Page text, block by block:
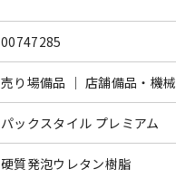
00747285
売り場備品 ｜ 店舗備品・機械
パックスタイル プレミアム
硬質発泡ウレタン樹脂